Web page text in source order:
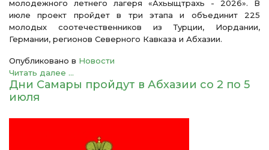
молодежного летнего лагеря «Ахьыщтрахь - 2026». В
июле проект пройдет в три этапа и объединит 225
молодых соотечественников из Турции, Иордании,
Германии, регионов Северного Кавказа и Абхазии.
Опубликовано в Новости
Читать далее ...
Дни Самары пройдут в Абхазии со 2 по 5
июля